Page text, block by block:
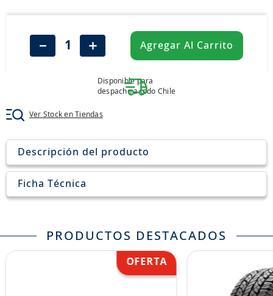
＋
－ Agregar Al Carrito
Disponible para
despacho a todo Chile
Ver Stock en Tiendas
Descripción del producto
Ficha Técnica
PRODUCTOS DESTACADOS
neumáticos 235